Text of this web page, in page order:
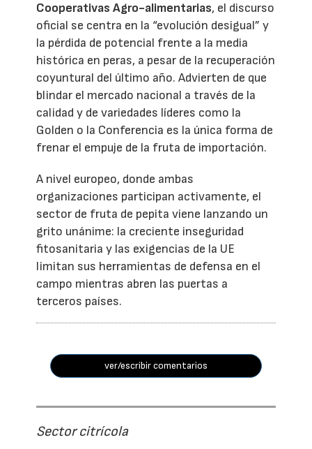
Cooperativas Agro-alimentarias, el discurso
oficial se centra en la “evolución desigual” y
la pérdida de potencial frente a la media
histórica en peras, a pesar de la recuperación
coyuntural del último año. Advierten de que
blindar el mercado nacional a través de la
calidad y de variedades líderes como la
Golden o la Conferencia es la única forma de
frenar el empuje de la fruta de importación.
A nivel europeo, donde ambas
organizaciones participan activamente, el
sector de fruta de pepita viene lanzando un
grito unánime: la creciente inseguridad
fitosanitaria y las exigencias de la UE
limitan sus herramientas de defensa en el
campo mientras abren las puertas a
terceros países.
ver/escribir comentarios
Sector citrícola